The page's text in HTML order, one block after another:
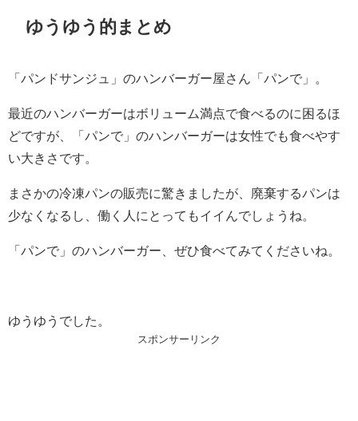
ゆうゆう的まとめ
「パンドサンジュ」のハンバーガー屋さん「パンで」。
最近のハンバーガーはボリューム満点で食べるのに困るほ
どですが、「パンで」のハンバーガーは女性でも食べやす
い大きさです。
まさかの冷凍パンの販売に驚きましたが、廃棄するパンは
少なくなるし、働く人にとってもイイんでしょうね。
「パンで」のハンバーガー、ぜひ食べてみてくださいね。
ゆうゆうでした。
スポンサーリンク